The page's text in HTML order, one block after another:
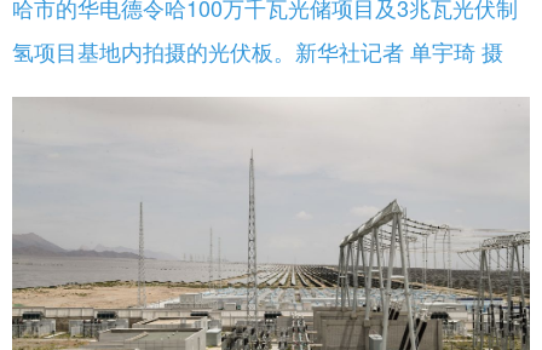
哈市的华电德令哈100万千瓦光储项目及3兆瓦光伏制
氢项目基地内拍摄的光伏板。新华社记者 单宇琦 摄